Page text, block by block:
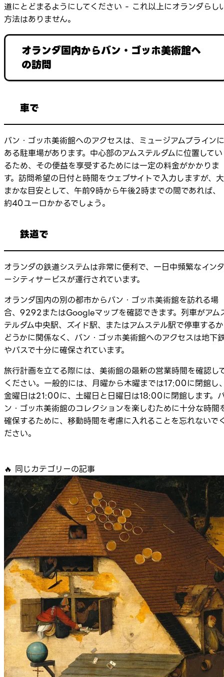
道にとどまるようにしてください - これ以上にオランダらし
方法はありません。
オランダ国内からバン・ゴッホ美術館へ
の訪問
車で
バン・ゴッホ美術館へのアクセスは、ミュージアムプラインに
ある駐車場があります。中心部のアムステルダムに位置してい
るため、その便益を享受するためには一定の料金がかかりま
す。訪問希望の日付と時間をウェブサイトで入力しますが、大
まかな目安として、午前9時から午後2時までの間であれば、
約40ユーロかかるでしょう。
鉄道で
オランダの鉄道システムは非常に便利で、一日中頻繁なインタ
ーシティサービスが運行されています。
オランダ国内の別の都市からバン・ゴッホ美術館を訪れる場
合、9292またはGoogleマップを確認できます。列車がアム
テルダム中央駅、ズイド駅、またはアムステル駅で停車するか
どうかに関係なく、バン・ゴッホ美術館へのアクセスは地下
やバスで十分に確保されています。
旅行計画を立てる際には、美術館の最新の営業時間を確認し
ください。一般的には、月曜から木曜までは17:00に閉館し
金曜日は21:00に、土曜日と日曜日は18:00に閉館します。
ン・ゴッホ美術館のコレクションを楽しむために十分な時間
確保するために、移動時間を考慮に入れることを忘れないで
ださい。
🔥 同じカテゴリーの記事